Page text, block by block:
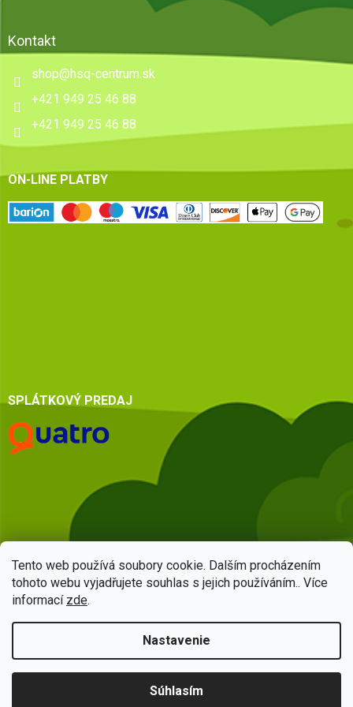
Tento web používá soubory cookie. Dalším procházením
tohoto webu vyjadřujete souhlas s jejich používáním.. Více
informací zde.
Nastavenie
Súhlasím
Kontakt
shop@hsq-centrum.sk
+421 949 25 46 88
+421 949 25 46 88
ON-LINE PLATBY
SPLÁTKOVÝ PREDAJ
Copyright 2026HSQ centrum. Všetky práva vyhradené.Upraviť
nastavenie cookies